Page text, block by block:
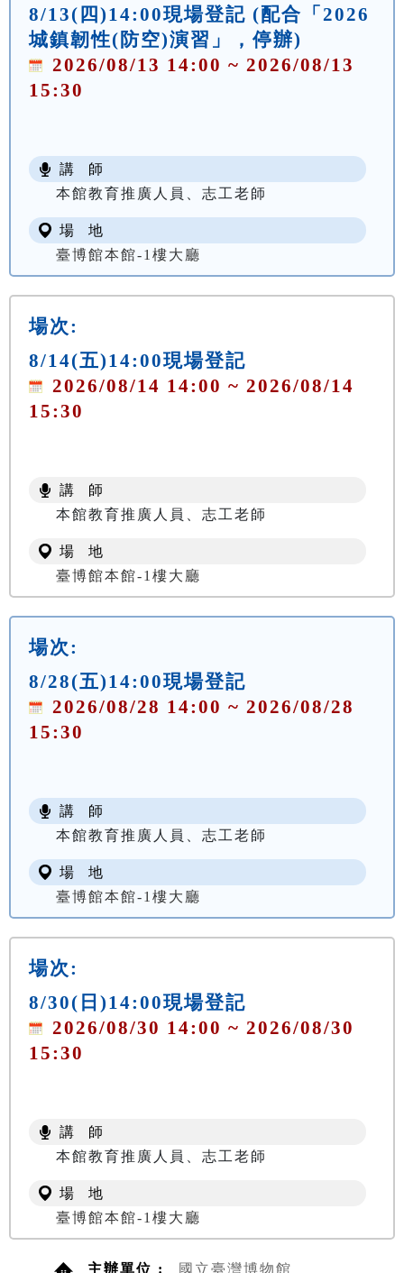
8/13(四)14:00現場登記 (配合「2026
城鎮韌性(防空)演習」，停辦)
2026/08/13 14:00 ~ 2026/08/13
15:30
講 師
本館教育推廣人員、志工老師
場 地
臺博館本館-1樓大廳
場次:
8/14(五)14:00現場登記
2026/08/14 14:00 ~ 2026/08/14
15:30
講 師
本館教育推廣人員、志工老師
場 地
臺博館本館-1樓大廳
場次:
8/28(五)14:00現場登記
2026/08/28 14:00 ~ 2026/08/28
15:30
講 師
本館教育推廣人員、志工老師
場 地
臺博館本館-1樓大廳
場次:
8/30(日)14:00現場登記
2026/08/30 14:00 ~ 2026/08/30
15:30
講 師
本館教育推廣人員、志工老師
場 地
臺博館本館-1樓大廳
主辦單位 : 國立臺灣博物館